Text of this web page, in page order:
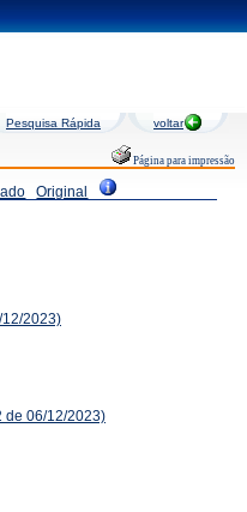
Pesquisa Rápida voltar
Página para impressão
Original
2023)
de 06/12/2023)